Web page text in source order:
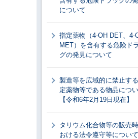
について
指定薬物（4-OH DET、4-
MET）を含有する危険ド
グの発見について
製造等を広域的に禁止す
定薬物等である物品につ
【令和6年2月19日現在】
タリウム化合物等の販売
おける法令遵守等について